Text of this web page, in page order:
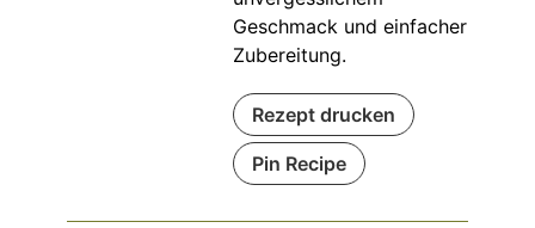
Geschmack und einfacher
Zubereitung.
Rezept drucken
Pin Recipe